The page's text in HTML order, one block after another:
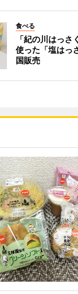
食べる
「紀の川はっさ
使った「塩はっ
国販売